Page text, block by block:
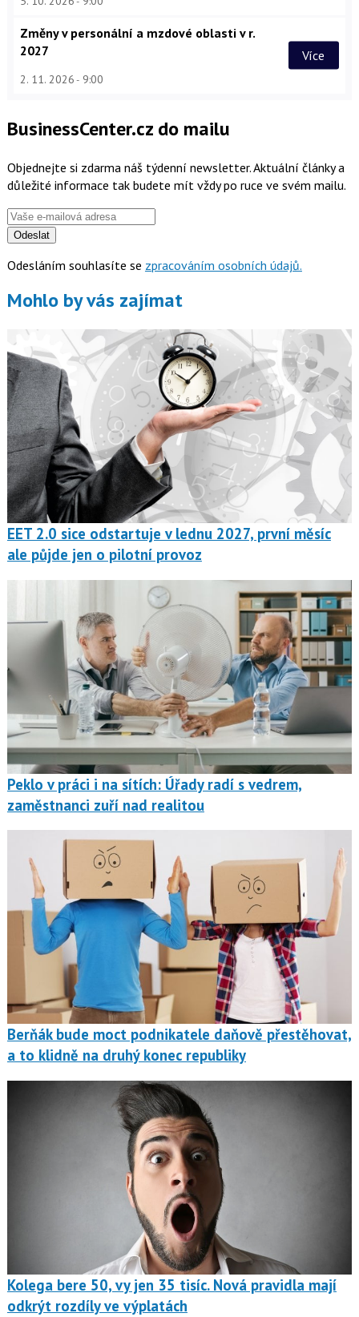
Změny v personální a mzdové oblasti v r.
2027
2. 11. 2026 9:00
Více
BusinessCenter.cz do mailu
Objednejte si zdarma náš týdenní newsletter. Aktuální články a
důležité informace tak budete mít vždy po ruce ve svém mailu.
Odeslat
Odesláním souhlasíte se zpracováním osobních údajů.
Mohlo by vás zajímat
EET 2.0 sice odstartuje v lednu 2027, první měsíc
ale půjde jen o pilotní provoz
Peklo v práci i na sítích: Úřady radí s vedrem,
zaměstnanci zuří nad realitou
Berňák bude moct podnikatele daňově přestěhovat,
a to klidně na druhý konec republiky
Kolega bere 50, vy jen 35 tisíc. Nová pravidla mají
odkrýt rozdíly ve výplatách